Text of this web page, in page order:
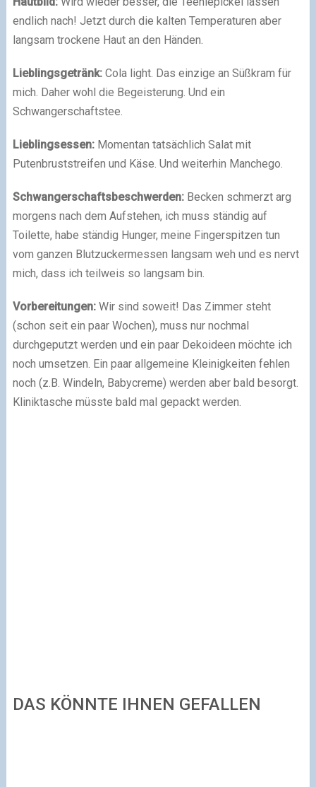
endlich nach! Jetzt durch die kalten Temperaturen aber
langsam trockene Haut an den Händen.
Lieblingsgetränk:Cola light. Das einzige an Süßkram für
mich. Daher wohl die Begeisterung. Und ein
Schwangerschaftstee.
Lieblingsessen:Momentan tatsächlich Salat mit
Putenbruststreifen und Käse. Und weiterhin Manchego.
Schwangerschaftsbeschwerden:Becken schmerzt arg
morgens nach dem Aufstehen, ich muss ständig auf
Toilette, habe ständig Hunger, meine Fingerspitzen tun
vom ganzen Blutzuckermessen langsam weh und es nervt
mich, dass ich teilweis so langsam bin.
Vorbereitungen: Wir sind soweit! Das Zimmer steht
(schon seit ein paar Wochen), muss nur nochmal
durchgeputzt werden und ein paar Dekoideen möchte ich
noch umsetzen. Ein paar allgemeine Kleinigkeiten fehlen
noch (z.B. Windeln, Babycreme) werden aber bald besorgt.
Kliniktasche müsste bald mal gepackt werden.
DAS KÖNNTE IHNEN GEFALLEN